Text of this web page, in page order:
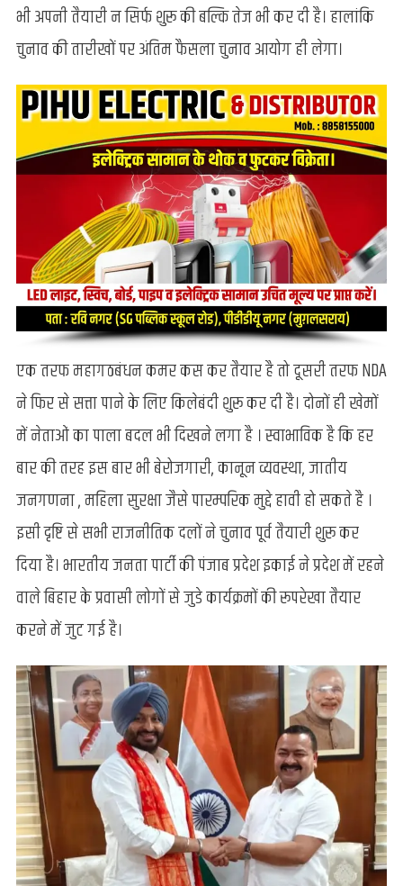
समर्थकों
खुशी
लहर
भी अपनी तैयारी न सिर्फ शुरू की बल्कि तेज भी कर दी है। हालांकि
चुनाव की तारीखों पर अंतिम फैसला चुनाव आयोग ही लेगा।
एक तरफ महागठबंधन कमर कस कर तैयार है तो दूसरी तरफ NDA
ने फिर से सत्ता पाने के लिए किलेबंदी शुरू कर दी है। दोनों ही खेमों
में नेताओं का पाला बदल भी दिखने लगा है । स्वाभाविक है कि हर
बार की तरह इस बार भी बेरोजगारी, कानून व्यवस्था, जातीय
जनगणना , महिला सुरक्षा जैसे पारम्परिक मुद्दे हावी हो सकते है ।
इसी दृष्टि से सभी राजनीतिक दलों ने चुनाव पूर्व तैयारी शुरू कर
दिया है। भारतीय जनता पार्टी की पंजाब प्रदेश इकाई ने प्रदेश में रहने
वाले बिहार के प्रवासी लोगों से जुडे कार्यक्रमों की रूपरेखा तैयार
करने में जुट गई है।